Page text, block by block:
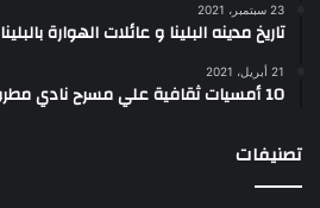
23 سبتمبر، 2021
تاريخ مدينه البلينا و عائلات الهوارة بالبلينا
21 أبريل، 2021
10 أمسيات ثقافية علي مسرح نادي مطروح الإجتماعي في رمضان
تصنيفات